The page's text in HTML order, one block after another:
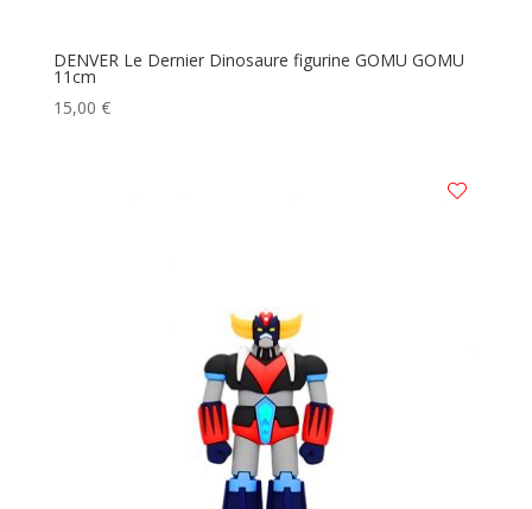
DENVER Le Dernier Dinosaure figurine GOMU GOMU
11cm
15,00 €